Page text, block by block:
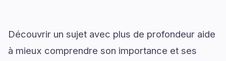
Découvrir un sujet avec plus de profondeur aide
à mieux comprendre son importance et ses